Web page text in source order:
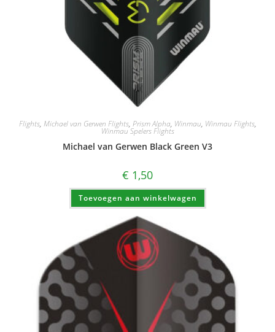
Flights, Michael van Gerwen Flights, Prism Alpha, Winmau, Winmau Flights,
Winmau Spelers Flights
Michael van Gerwen Black Green V3
€ 1,50
Toevoegen aan winkelwagen